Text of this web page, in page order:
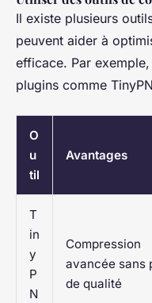
Il existe plusieurs
peuvent aider à
efficace. Par
plugins comme
O
u
til
Avantages
T
in
y
P
N
Compression
avancée sans
de qualité